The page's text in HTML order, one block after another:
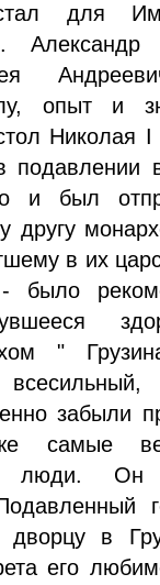
для
опыт и
Николая I
подавлении
и был
другу
в их
было
"
забыли
самые
люди. Он
дворцу в
его